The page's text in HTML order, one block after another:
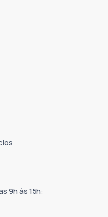
9h às 15h: